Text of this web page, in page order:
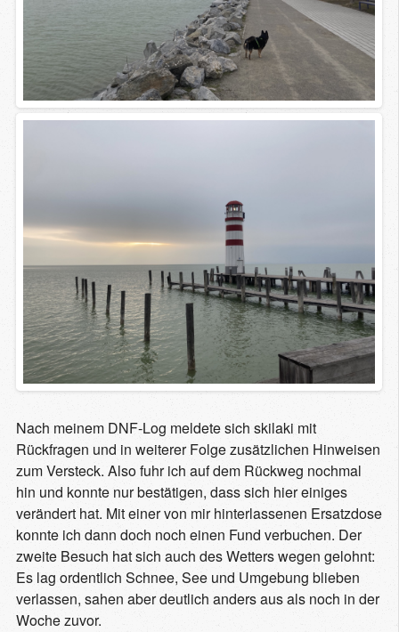
Nach meinem DNF-Log meldete sich skilaki mit
Rückfragen und in weiterer Folge zusätzlichen Hinweisen
zum Versteck. Also fuhr ich auf dem Rückweg nochmal
hin und konnte nur bestätigen, dass sich hier einiges
verändert hat. Mit einer von mir hinterlassenen Ersatzdose
konnte ich dann doch noch einen Fund verbuchen. Der
zweite Besuch hat sich auch des Wetters wegen gelohnt:
Es lag ordentlich Schnee, See und Umgebung blieben
verlassen, sahen aber deutlich anders aus als noch in der
Woche zuvor.